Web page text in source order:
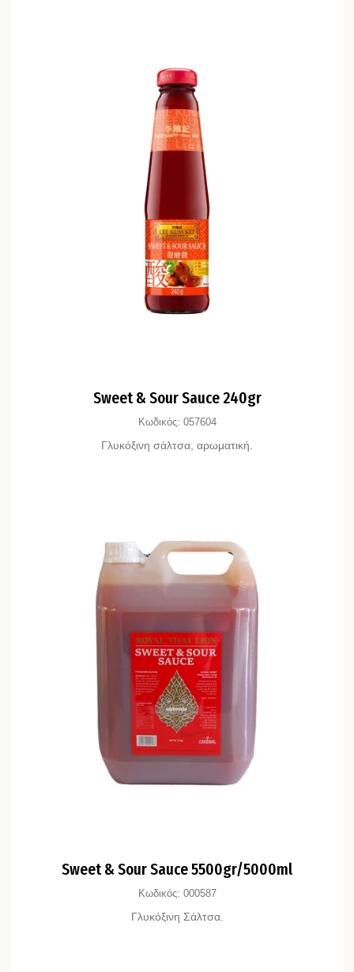
Sweet & Sour Sauce 240gr
Κωδικός: 057604
Γλυκόξινη σάλτσα, αρωματική.
Sweet & Sour Sauce 5500gr/5000ml
Κωδικός: 000587
Γλυκόξινη Σάλτσα.